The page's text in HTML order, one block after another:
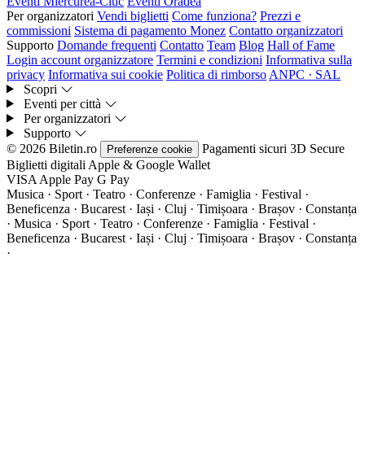
Per organizzatori Vendi biglietti Come funziona? Prezzi e
commissioni Sistema di pagamento Monez Contatto organizzatori
Supporto Domande frequenti Contatto Team Blog Hall of Fame
Login account organizzatore Termini e condizioni Informativa sulla
privacy Informativa sui cookie Politica di rimborso ANPC · SAL
Scopri
Eventi per città
Per organizzatori
Supporto
© 2026 Biletin.ro
Preferenze cookie Pagamenti sicuri 3D Secure
Biglietti digitali Apple & Google Wallet
VISA Apple Pay G Pay
Musica · Sport · Teatro · Conferenze · Famiglia · Festival ·
Beneficenza · Bucarest · Iași · Cluj · Timișoara · Brașov · Constanța
· Musica · Sport · Teatro · Conferenze · Famiglia · Festival ·
Beneficenza · Bucarest · Iași · Cluj · Timișoara · Brașov · Constanța
·